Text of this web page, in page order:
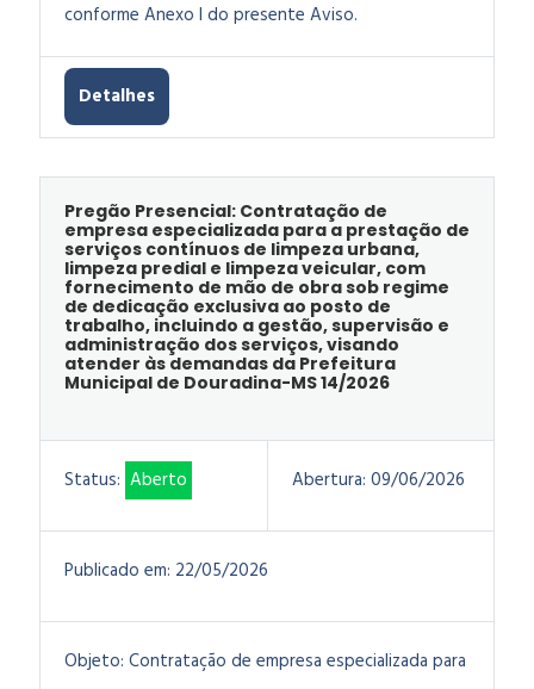
conforme Anexo I do presente Aviso.
Detalhes
Pregão Presencial: Contratação de
empresa especializada para a prestação de
serviços contínuos de limpeza urbana,
limpeza predial e limpeza veicular, com
fornecimento de mão de obra sob regime
de dedicação exclusiva ao posto de
trabalho, incluindo a gestão, supervisão e
administração dos serviços, visando
atender às demandas da Prefeitura
Municipal de Douradina-MS 14/2026
Status: Aberto Abertura: 09/06/2026
Publicado em: 22/05/2026
Objeto: Contratação de empresa especializada para